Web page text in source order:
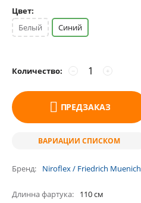
Цвет:
Белый
Синий
Количество: +
−
ПРЕДЗАКАЗ
ВАРИАЦИИ СПИСКОМ
Бренд Niroflex / Friedrich Muenich
Длинна фартука 110см